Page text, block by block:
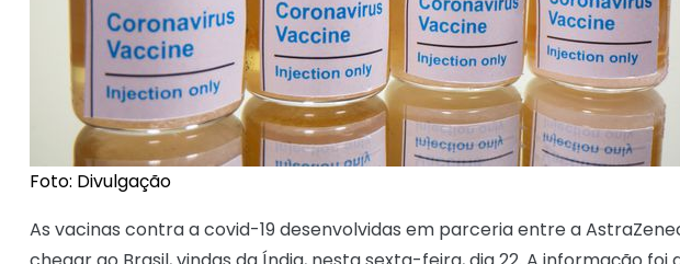
Foto: Divulgação
As vacinas contra a covid-19 desenvolvidas em parceria entre a